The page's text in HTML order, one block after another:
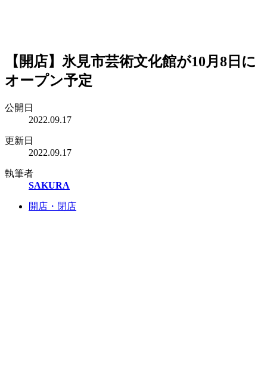
【開店】氷見市芸術文化館が10月8日に
オープン予定
公開日
2022.09.17
更新日
2022.09.17
執筆者
SAKURA
開店・閉店